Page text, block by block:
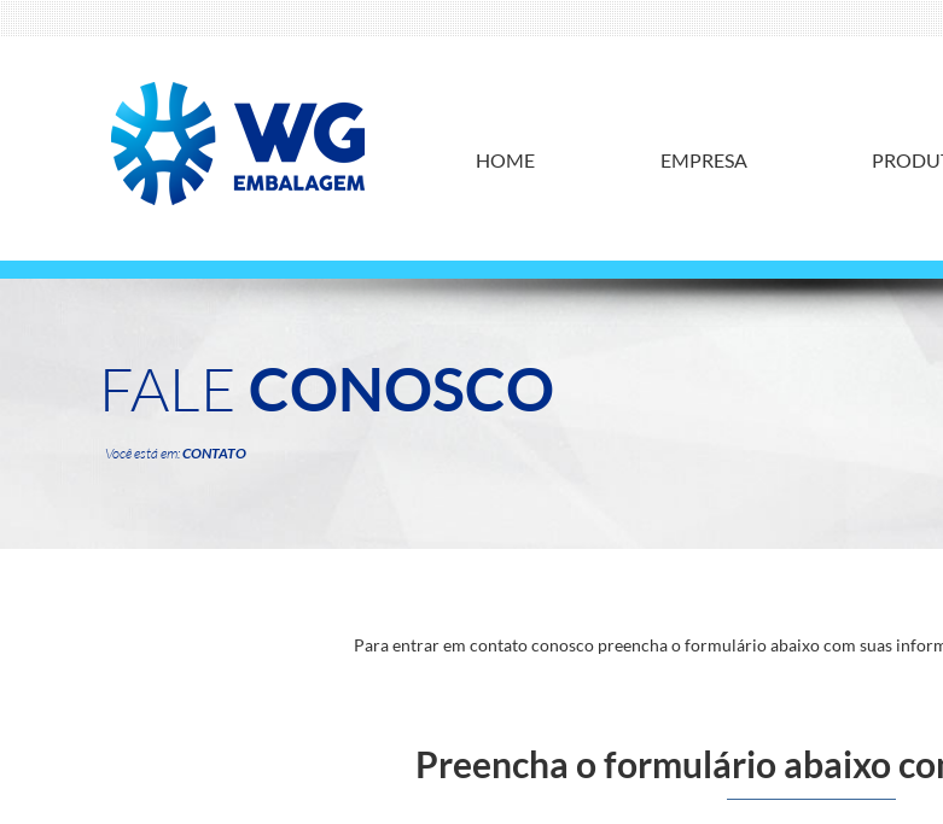
HOME EMPRESA
FALE CONOSCO
Você está em:CONTATO
Para entrar em contato conosco preencha o formulário abaixo com suas
Preencha o formulário abaixo